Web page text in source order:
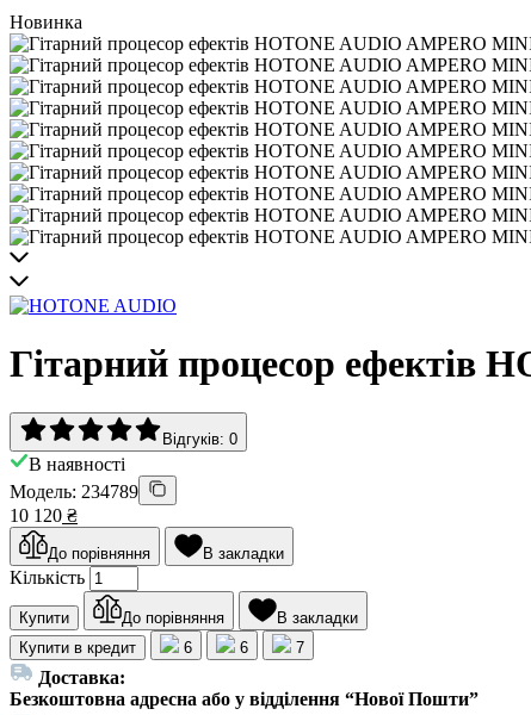
Новинка
Гітарний процесор
Відгуків: 0
В наявності
Модель: 234789
10 120 ₴
До порівняння В закладки
Кількість
Купити До порівняння
В закладки
Купити в кредит
6 6 7
Доставка:
Безкоштовна адресна або у відділення “Нової Пошти”